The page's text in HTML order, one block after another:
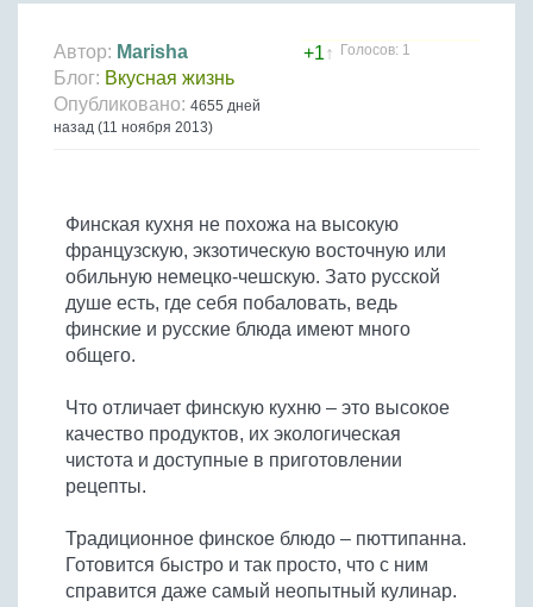
Супы-пюре
Молочные супы
Сладкие супы
Запеченное мясо
Тушеное мясо
Из мясного фарша
Отварная и паровая
Запеченная рыба
Морепродукты
Суши и роллы
Вся птица
Жареная птица
Отварная птица
Из фарша птицы
Из субпродуктов птицы
Овощи
Все овощи
Жареные овощи
Запеченные овощи
Выпечка
Пироги и пирожки
Кексы и маффины
Печенье и булочки
Блины и оладьи
Кремы
Соусы к мясу
Соусы к рыбе
Соусы к овощам
Другие соусы
Все напитки
Алкогольные напитки
Безалкогольные напитки
Заготовки
Все заготовки
Ягоды и фрукты
Грибы
Другие заготовки
Десерты
Конфеты и сладости
Ещё...
Молочные продукты
Пельмени, вареники
Макароны
Бобовые
Автор: Marisha
Блог: Вкусная жизнь
Опубликовано: 4655 дней
назад (11 ноября 2013)
+1↑ Голосов: 1
Финская кухня не похожа на высокую
французскую, экзотическую восточную или
обильную немецко-чешскую. Зато русской
душе есть, где себя побаловать, ведь
финские и русские блюда имеют много
общего.
Что отличает финскую кухню – это высокое
качество продуктов, их экологическая
чистота и доступные в приготовлении
рецепты.
Традиционное финское блюдо – пюттипанна.
Готовится быстро и так просто, что с ним
справится даже самый неопытный кулинар.